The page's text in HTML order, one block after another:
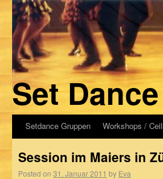
Set Dance
Setdance Gruppen Workshops /
Session im Maiers in
Posted on 31. Januar 2011 by Eva